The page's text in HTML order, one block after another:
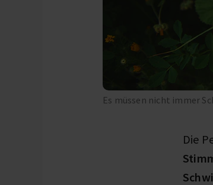
Es müssen nicht immer
Die